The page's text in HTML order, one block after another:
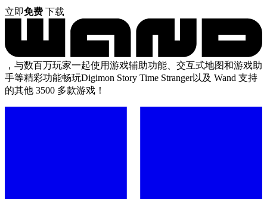
立即免费 下载
，与数百万玩家一起使用游戏辅助功能、交互式地图和游戏助
手等精彩功能畅玩Digimon Story Time Stranger以及 Wand 支持
的其他 3500 多款游戏！